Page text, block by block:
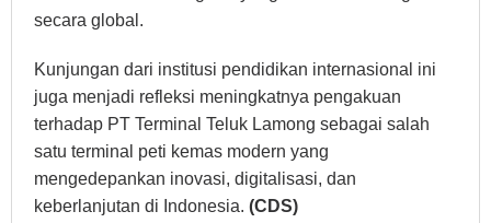
secara global.
Kunjungan dari institusi pendidikan internasional ini
juga menjadi refleksi meningkatnya pengakuan
terhadap PT Terminal Teluk Lamong sebagai salah
satu terminal peti kemas modern yang
mengedepankan inovasi, digitalisasi, dan
keberlanjutan di Indonesia. (CDS)